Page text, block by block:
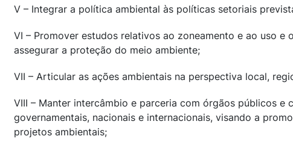
V – Integrar a política ambiental às políticas setoriais
VI – Promover estudos relativos ao zoneamento e ao uso e
assegurar a proteção do meio ambiente;
VII – Articular as ações ambientais na perspectiva local,
VIII – Manter intercâmbio e parceria com órgãos públicos e
governamentais, nacionais e internacionais, visando a
projetos ambientais;